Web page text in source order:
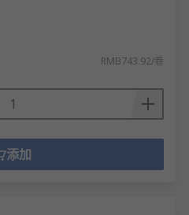
RMB743.92/卷
添加